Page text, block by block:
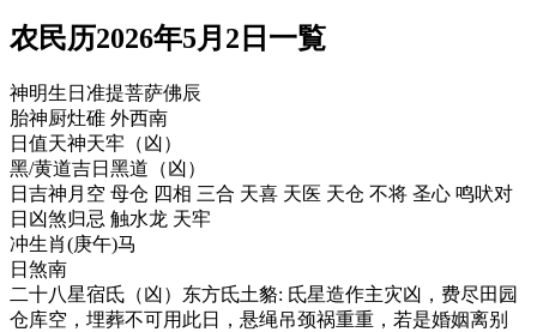
农民历2026年5月2日一覧
神明生日 准提菩萨佛辰
胎神厨灶碓 外西南
日值天神天牢（凶）
黑/黄道吉日 黑道（凶）
日吉神 月空 母仓 四相 三合 天喜 天医 天仓 不将 圣心 鸣吠对
日凶煞归忌 触水龙 天牢
冲生肖(庚午)马
日煞南
二十八星宿氐（凶）东方氐土貉: 氐星造作主灾凶，费尽田园
仓库空，埋葬不可用此日，悬绳吊颈祸重重，若是婚姻离别